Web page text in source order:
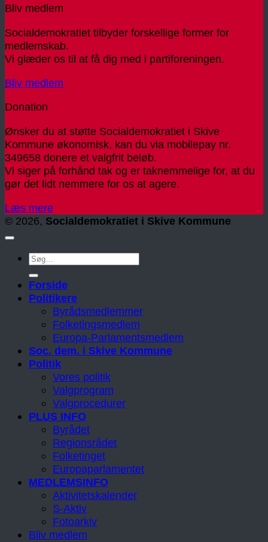
Skive
Bliv medlem
Socialdemokratiet tilbyder forskellige former for
medlemskab.
Vi glæder os til at få dig med i partiforeningen.
Bliv medlem
Donation
Ønsker du at støtte Socialdemokratiet i Skive
Kommune økonomisk, kan du via mobilepay nr.
349658 donere et valgfrit beløb.
Vi siger på forhånd tak og er taknemmelige for, at du
gør det lidt nemmere for os at agere.
Læs mere
© 2026, Socialdemokratiet i Skive Kommune
Forside
Politikere
Byrådsmedlemmer
Folketingsmedlem
Europa-Parlamentsmedlem
Soc. dem. i Skive Kommune
Politik
Vores politik
Valgprogram
Valgprocedurer
PLUS INFO
Byrådet
Regionsrådet
Folketinget
Europaparlamentet
MEDLEMSINFO
Aktivitetskalender
S-Aktiv
Fotoarkiv
Bliv medlem